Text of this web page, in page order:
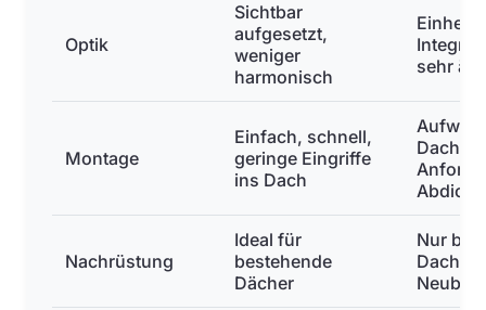
Optik
Sichtbar
aufgesetzt,
weniger
harmonisch
sehr
Montage
Einfach, schnell,
geringe Eingriffe
ins Dach
Nachrüstung
Ideal für
bestehende
Dächer
Nur bei